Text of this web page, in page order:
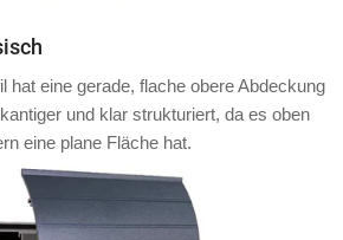
hat eine gerade, flache obere Abdeckung
und klar strukturiert, da es oben
eine plane Fläche hat.